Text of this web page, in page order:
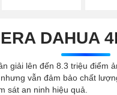
DAHUA
giải lên đến 8.3 triệu
vẫn đảm bảo chất
sát an ninh hiệu quả.